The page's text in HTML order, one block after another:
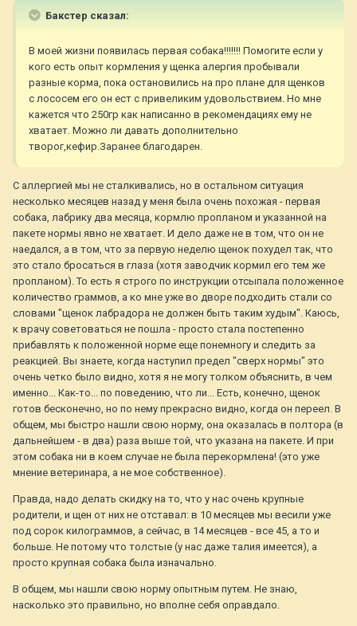
Бакстер сказал:
В моей жизни появилась первая собака!!!!!!! Помогите если у
кого есть опыт кормления у щенка алергия пробывали
разные корма, пока остановились на про плане для щенков
с лососем его он ест с привеликим удовольствием. Но мне
кажется что 250гр как написанно в рекомендациях ему не
хватает. Можно ли давать дополнительно
творог,кефир.Заранее благодарен.
С аллергией мы не сталкивались, но в остальном ситуация
несколько месяцев назад у меня была очень похожая - первая
собака, лабрику два месяца, кормлю пропланом и указанной на
пакете нормы явно не хватает. И дело даже не в том, что он не
наедался, а в том, что за первую неделю щенок похудел так, что
это стало бросаться в глаза (хотя заводчик кормил его тем же
пропланом). То есть я строго по инструкции отсыпала положенное
количество граммов, а ко мне уже во дворе подходить стали со
словами "щенок лабрадора не должен быть таким худым". Каюсь,
к врачу советоваться не пошла - просто стала постепенно
прибавлять к положенной норме еще понемногу и следить за
реакцией. Вы знаете, когда наступил предел "сверх нормы" это
очень четко было видно, хотя я не могу толком объяснить, в чем
именно... Как-то... по поведению, что ли... Есть, конечно, щенок
готов бесконечно, но по нему прекрасно видно, когда он переел. В
общем, мы быстро нашли свою норму, она оказалась в полтора (в
дальнейшем - в два) раза выше той, что указана на пакете. И при
этом собака ни в коем случае не была перекормлена! (это уже
мнение ветеринара, а не мое собственное).
Правда, надо делать скидку на то, что у нас очень крупные
родители, и щен от них не отставал: в 10 месяцев мы весили уже
под сорок килограммов, а сейчас, в 14 месяцев - все 45, а то и
больше. Не потому что толстые (у нас даже талия имеется), а
просто крупная собака была изначально.
В общем, мы нашли свою норму опытным путем. Не знаю,
насколько это правильно, но вполне себя оправдало.